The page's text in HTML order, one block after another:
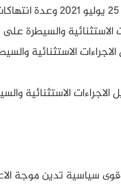
والسيطرة على
الاستثنائية
الاستثنائية
سياسية تدين موجة